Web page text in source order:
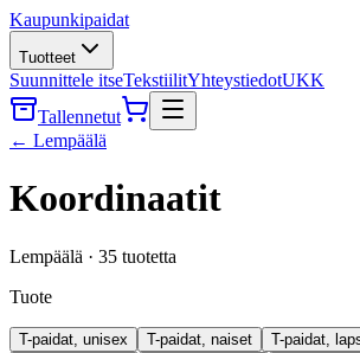
Kaupunkipaidat
Tuotteet
Suunnittele itseTekstiilitYhteystiedotUKK
Tallennetut
← Lempäälä
Koordinaatit
Lempäälä · 35 tuotetta
Tuote
T-paidat, unisex T-paidat, naiset T-paidat,